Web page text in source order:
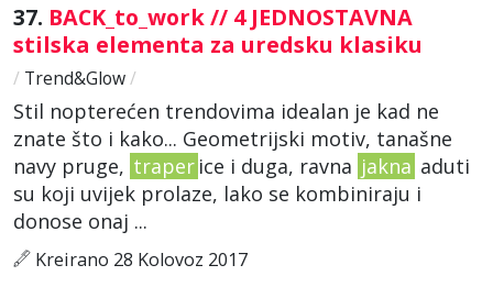
37. BACK_to_work // 4 JEDNOSTAVNA
stilska elementa za uredsku klasiku
/ Trend&Glow/
Stil nopterećen trendovima idealan je kad ne
znate što i kako... Geometrijski motiv, tanašne
navy pruge, traper ice i duga, ravna jakna aduti
su koji uvijek prolaze, lako se kombiniraju i
donose onaj ...
Kreirano 28 Kolovoz 2017